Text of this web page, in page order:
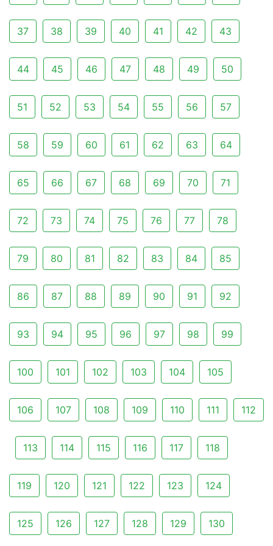
37 38 39 40 41 42 43
44 45 46 47 48 49 50
51 52 53 54 55 56 57
58 59 60 61 62 63 64
65 66 67 68 69 70 71
72 73 74 75 76 77 78
79 80 81 82 83 84 85
86 87 88 89 90 91 92
93 94 95 96 97 98 99
100 101 102 103 104 105
106 107 108 109 110 111 112
113 114 115 116 117 118
119 120 121 122 123 124
125 126 127 128 129 130